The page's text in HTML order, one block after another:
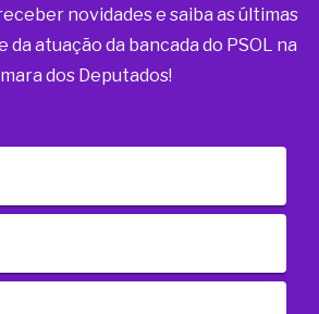
novidades e saiba as últimas
da atuação da bancada do PSOL na
dos Deputados!